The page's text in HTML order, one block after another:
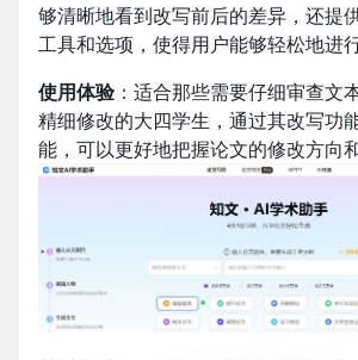
够清晰地看到改写前后的差异，还提
工具和选项，使得用户能够轻松地进
使用体验：适合那些需要仔细审查文
精细修改的大四学生，通过其改写功
能，可以更好地把握论文的修改方向和